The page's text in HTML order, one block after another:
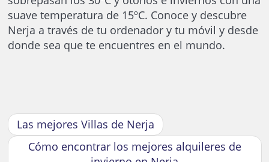
suave temperatura de 15ºC. Conoce y descubre
Nerja a través de tu ordenador y tu móvil y desde
donde sea que te encuentres en el mundo.
Las mejores Villas de Nerja
Cómo encontrar los mejores alquileres de